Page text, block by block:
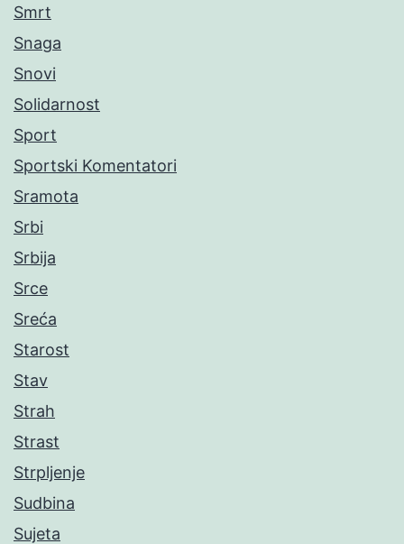
Smrt
Snaga
Snovi
Solidarnost
Sport
Sportski Komentatori
Sramota
Srbi
Srbija
Srce
Sreća
Starost
Stav
Strah
Strast
Strpljenje
Sudbina
Sujeta